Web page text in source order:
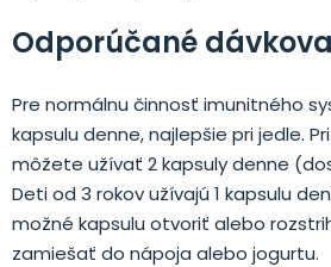
Odporúčané
Pre normálnu činnosť imunitného
kapsulu denne, najlepšie pri jedle.
môžete užívať 2 kapsuly denne
Deti od 3 rokov užívajú 1 kapsulu
možné kapsulu otvoriť alebo
zamiešať do nápoja alebo jogurtu.